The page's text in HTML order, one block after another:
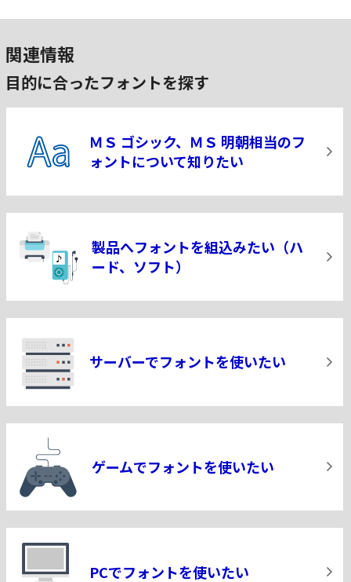
関連情報
目的に合ったフォントを探す
ＭＳ ゴシック、ＭＳ 明朝相当のフ
ォントについて知りたい
製品へフォントを組込みたい （ハ
ード、ソフト）
サーバーでフォントを使いたい
ゲームでフォントを使いたい
PCでフォントを使いたい